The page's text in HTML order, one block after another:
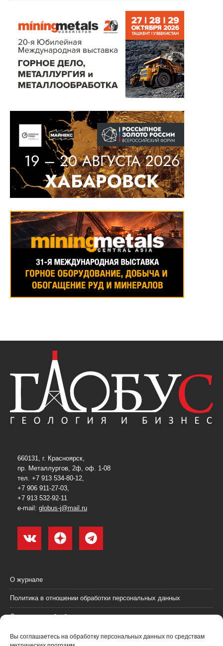
Вы соглашаетесь на обработку персональных данных по средствам
660131, г. Красноярск,
пр. Металлургов, 2ф, оф. 1-08
тел. +7 913 534-80-12,
+7 906 911-27-03,
+7 913 532-92-11
e-mail: globus-j@mail.ru
О журнале
Политика в отношении обработки персональных данных
Согласие на обработку персональных данных
Пользовательское соглашение (оферта)